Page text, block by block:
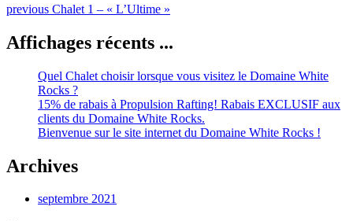
Naviguation
dans
les
publications
previous Previous
Chalet 1 – « L’Ultime »
Affichages récents ...
Quel Chalet choisir lorsque vous visitez le Domaine White
Rocks ?
15% de rabais à Propulsion Rafting! Rabais EXCLUSIF aux
clients du Domaine White Rocks.
Bienvenue sur le site internet du Domaine White Rocks !
Archives
septembre 2021